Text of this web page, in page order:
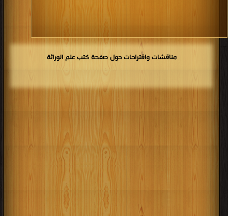
مناقشات واقتراحات حول صفحة كتب علم الوراثة